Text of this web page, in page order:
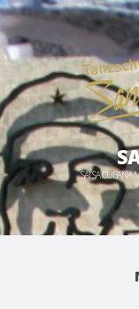
SALSA CUBANA